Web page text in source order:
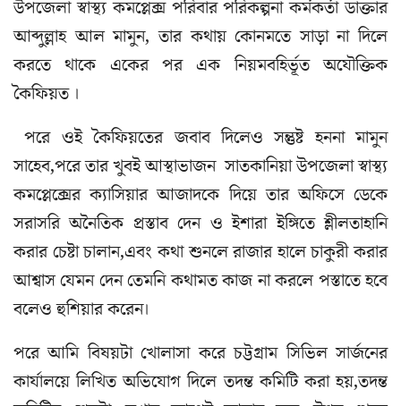
উপজেলা স্বাস্থ্য কমপ্লেক্স পরিবার পরিকল্পনা কর্মকর্তা ডাক্তার
আব্দুল্লাহ আল মামুন, তার কথায় কোনমতে সাড়া না দিলে
করতে থাকে একের পর এক নিয়মবহির্ভূত অযৌক্তিক
কৈফিয়ত ।
পরে ওই কৈফিয়তের জবাব দিলেও সন্তুষ্ট হননা মামুন
সাহেব,পরে তার খুবই আস্থাভাজন সাতকানিয়া উপজেলা স্বাস্থ্য
কমপ্লেক্সের ক্যাসিয়ার আজাদকে দিয়ে তার অফিসে ডেকে
সরাসরি অনৈতিক প্রস্তাব দেন ও ইশারা ইঙ্গিতে শ্লীলতাহানি
করার চেষ্টা চালান,এবং কথা শুনলে রাজার হালে চাকুরী করার
আশ্বাস যেমন দেন তেমনি কথামত কাজ না করলে পস্তাতে হবে
বলেও হুশিয়ার করেন।
পরে আমি বিষয়টা খোলাসা করে চট্টগ্রাম সিভিল সার্জনের
কার্যালয়ে লিখিত অভিযোগ দিলে তদন্ত কমিটি করা হয়,তদন্ত